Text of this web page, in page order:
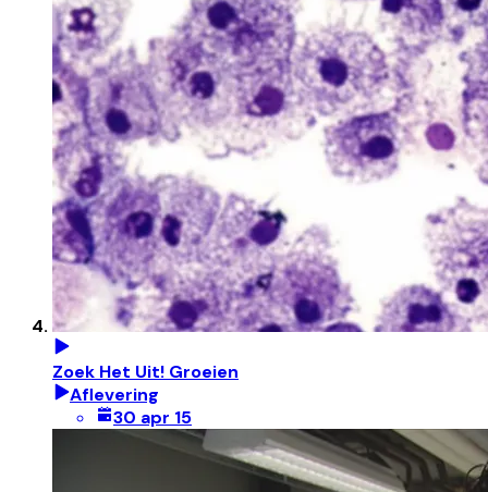
Zoek Het Uit! Groeien
Aflevering
30 apr 15